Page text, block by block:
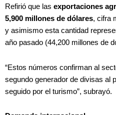
Refirió que las exportaciones
5,900 millones de dólares, cifra
y asimismo esta cantidad
año pasado (44,200 millones de
“Estos números confirman al
segundo generador de divisas al
seguido por el turismo”, subrayó.